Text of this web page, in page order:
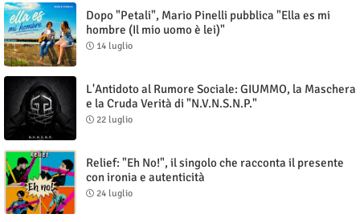
Dopo "Petali", Mario Pinelli pubblica "Ella es mi
hombre (Il mio uomo è lei)"
14 luglio
L'Antidoto al Rumore Sociale: GIUMMO, la Maschera
e la Cruda Verità di "N.V.N.S.N.P."
22 luglio
Relief: "Eh No!", il singolo che racconta il presente
con ironia e autenticità
24 luglio